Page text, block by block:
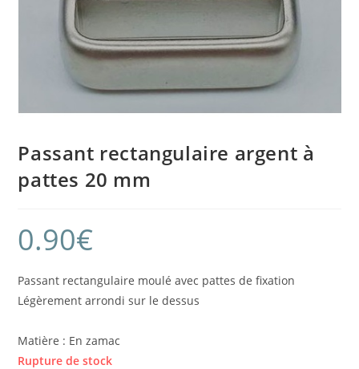
Passant rectangulaire argent à
pattes 20 mm
0.90€
Passant rectangulaire moulé avec pattes de fixation
Légèrement arrondi sur le dessus
Matière : En zamac
Rupture de stock